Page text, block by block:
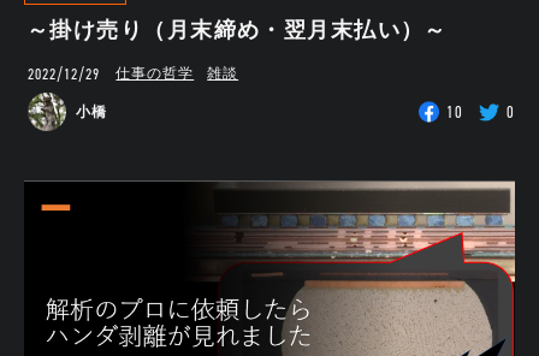
～掛け売り（月末締め・翌月末払い）～
2022/12/29 仕事の哲学 雑談
小橋 10 0